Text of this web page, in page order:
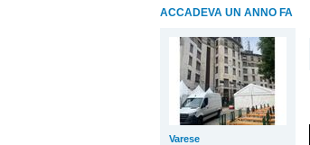
ACCADEVA UN ANNO FA
Varese